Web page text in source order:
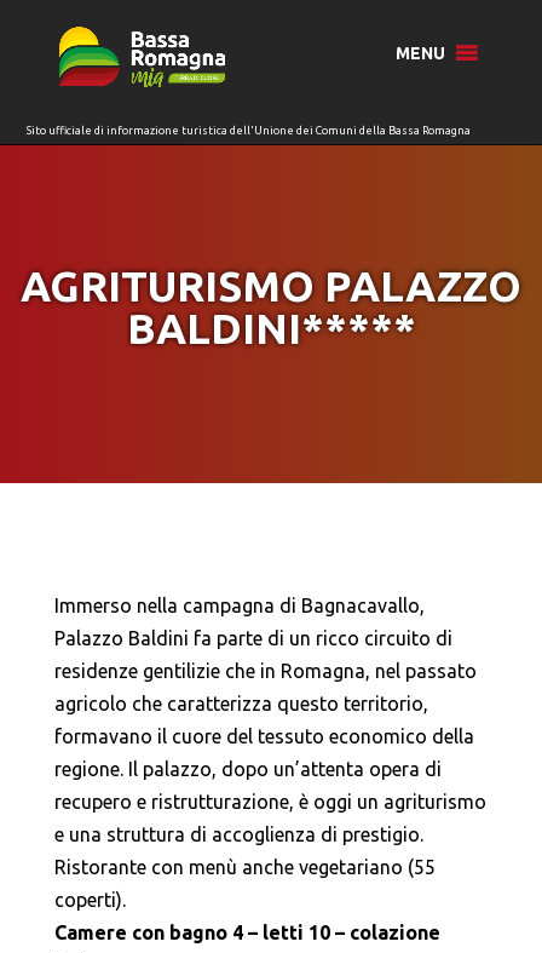
MENU
AGRITURISMO PALAZZO
BALDINI*****
Immerso nella campagna di Bagnacavallo,
Palazzo Baldini fa parte di un ricco circuito di
residenze gentilizie che in Romagna, nel passato
agricolo che caratterizza questo territorio,
formavano il cuore del tessuto economico della
regione. Il palazzo, dopo un’attenta opera di
recupero e ristrutturazione, è oggi un agriturismo
e una struttura di accoglienza di prestigio.
Ristorante con menù anche vegetariano (55
coperti).
Camere con bagno 4 – letti 10 – colazione